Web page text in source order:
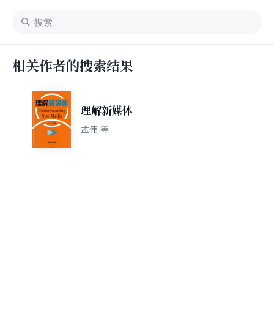
相关作者的搜索结果
理解新媒体
孟伟 等